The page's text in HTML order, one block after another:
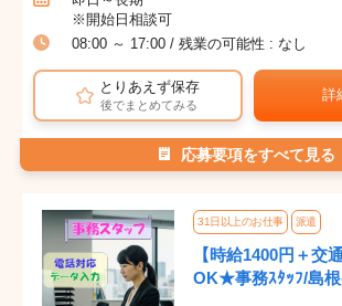
※開始日相談可
08:00 ～ 17:00 / 残業の可能性 : なし
とりあえず保存
後でまとめてみる
詳
応募要項をすべて見る
31日以上のお仕事 派遣
【時給1400円＋交
OK★事務ｽﾀｯﾌ/島